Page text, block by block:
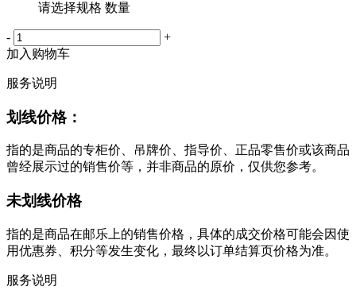
请选择规格 数量
-
+
加入购物车
服务说明
划线价格：
指的是商品的专柜价、吊牌价、指导价、正品零售价或该商品
曾经展示过的销售价等，并非商品的原价，仅供您参考。
未划线价格
指的是商品在邮乐上的销售价格，具体的成交价格可能会因使
用优惠券、积分等发生变化，最终以订单结算页价格为准。
服务说明